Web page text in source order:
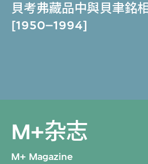
貝考弗藏品中與貝聿銘
[1950–1994]
M+杂志
M+ Magazine